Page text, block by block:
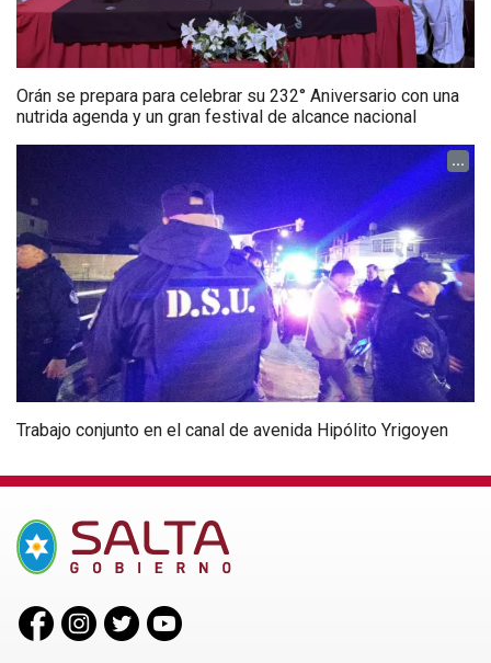
Orán se prepara para celebrar su 232° Aniversario con una
nutrida agenda y un gran festival de alcance nacional
...
Trabajo conjunto en el canal de avenida Hipólito Yrigoyen